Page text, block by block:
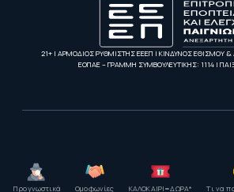
21+ | ΑΡΜΟΔΙΟΣ ΡΥΘΜΙΣΤΗΣ ΕΕΕΠ | ΚΙΝΔΥΝΟΣ ΕΘΙΣΜΟΥ &
ΕΟΠΑΕ – ΓΡΑΜΜΗ ΣΥΜΒΟΥΛΕΥΤΙΚΗΣ: 1114 |
Προγνωστικά Ομοφωνίες ΚΑΛΟΚΑΙΡΙ=ΔΩΡΑ* Τι να